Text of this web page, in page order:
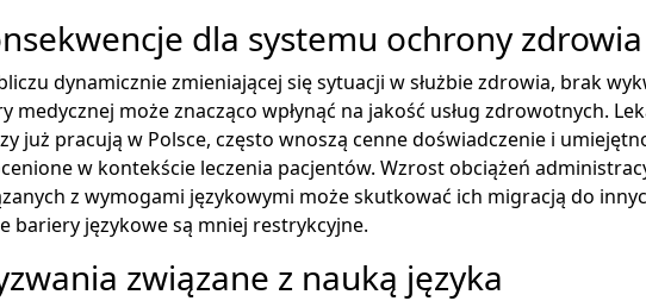
dla systemu ochrony zdrowia
dynamicznie zmieniającej się sytuacji w służbie zdrowia, brak
medycznej może znacząco wpłynąć na jakość usług zdrowotnych.
już pracują w Polsce, często wnoszą cenne doświadczenie i
w kontekście leczenia pacjentów. Wzrost obciążeń
z wymogami językowymi może skutkować ich migracją do
bariery językowe są mniej restrykcyjne.
związane z nauką języka